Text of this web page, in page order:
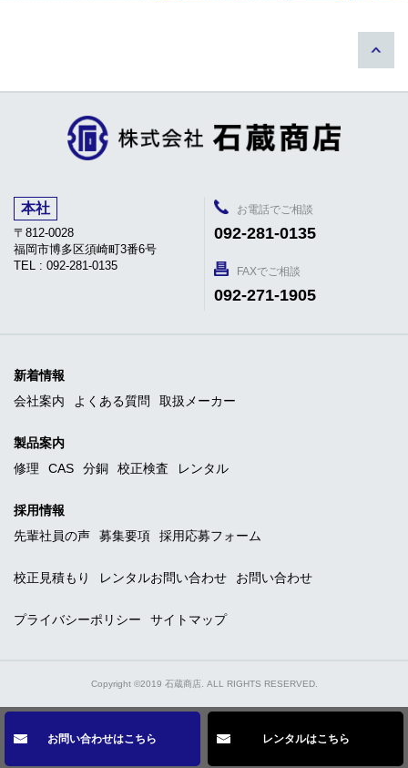
お問い合わせはこちら レンタルはこちら
本社
〒812-0028
福岡市博多区須崎町3番6号
TEL : 092-281-0135
お電話でご相談
092-281-0135
FAXでご相談
092-271-1905
新着情報
会社案内
よくある質問 取扱メーカー
製品案内
修理
CAS 分銅 校正検査 レンタル
採用情報
先輩社員の声
募集要項 採用応募フォーム
校正見積もり レンタルお問い合わせ お問い合わせ
プライバシーポリシー サイトマップ
Copyright ©2019 石蔵商店. ALL RIGHTS RESERVED.